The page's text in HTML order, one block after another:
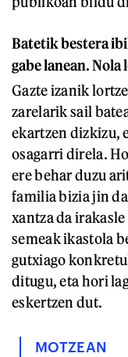
Batetik bestera
gabe lanean.
Gazte izanik
zarelarik sail
ekartzen dizkizu,
osagarri direla.
ere behar duzu
familia bizia jin
xantza da
semeak ikastola
gutxiago
ditugu, eta hori
eskertzen dut.
MOTZEAN